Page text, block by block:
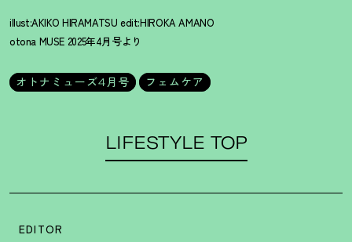
illust:AKIKO HIRAMATSU edit:HIROKA AMANO
otona MUSE 2025年4月号より
オトナミューズ4月号 フェムケア
LIFESTYLE TOP
EDITOR